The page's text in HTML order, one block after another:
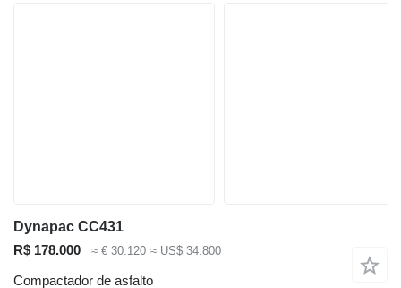
Dynapac CC431
R$ 178.000
≈ € 30.120 ≈ US$ 34.800
Compactador de asfalto